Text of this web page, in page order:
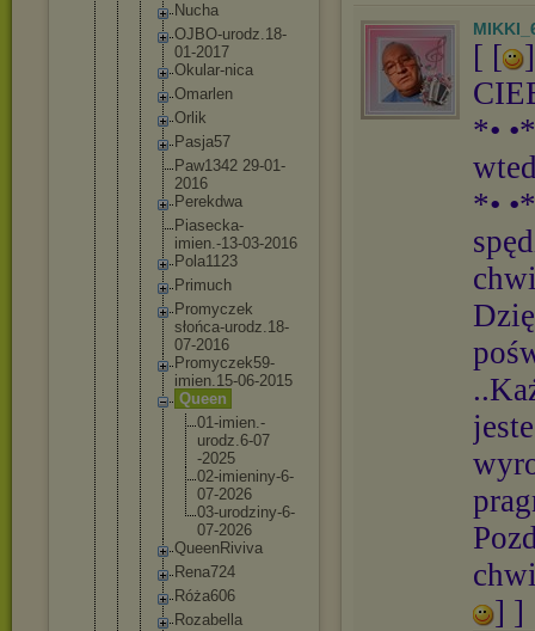
Nucha
OJBO-urodz.18-
01-2017
Okular-nica
Omarlen
Orlik
Pasja57
Paw1342 29-01-
2016
Perekdwa
Piasecka-
imien.-13-03-2016
Pola1123
Primuch
Promyczek
słońca-urodz.18-
07-2016
Promyczek59-
imien.15-06-2015
Queen
01-imien.-
urodz.6-07
-2025
02-imieniny-6-
07-2026
03-urodziny-6-
07-2026
QueenRiviva
Rena724
Róża606
Rozabell a
[ [
*•
*•
] ]